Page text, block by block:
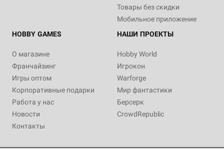
Товары без скидки
Мобильное приложение
HOBBY GAMES
О магазине
Франчайзинг
Игры оптом
Корпоративные подарки
Работа у нас
Новости
Контакты
НАШИ ПРОЕКТЫ
Hobby World
Игрокон
Warforge
Мир фантастики
Берсерк
CrowdRepublic